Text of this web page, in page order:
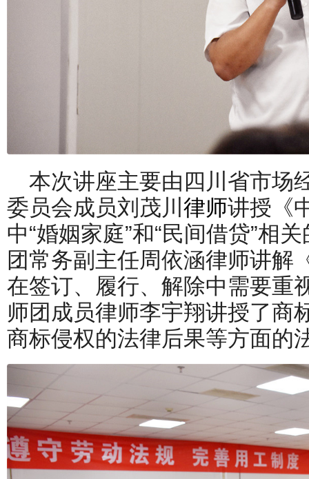
本次讲座主要由四川省市场
委员会成员刘茂川 律师讲授《
中“婚姻家庭”和“民间借贷”相
团常务副主任周依涵律师讲解
在签订、履行、解除中需要重
师团成员律师李宇翔讲授了商
商标侵权的法律后果等方面的